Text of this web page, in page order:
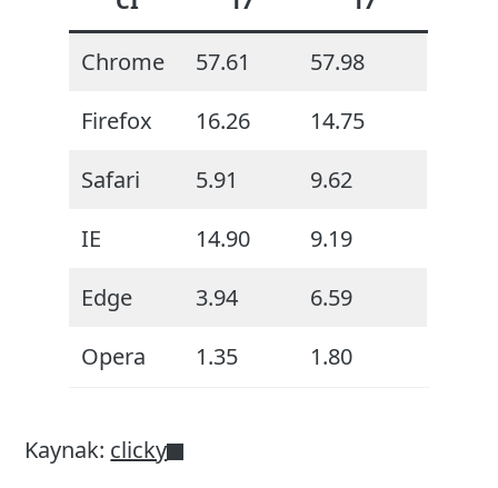
Chrome 57.61
57.98
Firefox
16.26
14.75
Safari
5.91
9.62
IE
14.90
9.19
Edge
3.94
6.59
Opera
1.35 1.80
Kaynak: clicky